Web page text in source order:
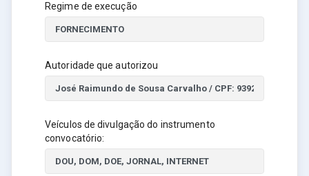
Regime de execução
Autoridade que autorizou
Veículos de divulgação do instrumento
convocatório: